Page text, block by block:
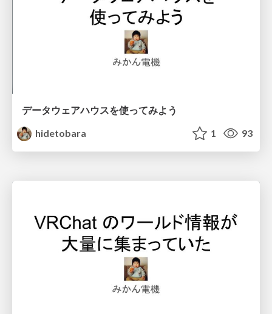
データウェアハウスを使ってみよう
hidetobara
1 93